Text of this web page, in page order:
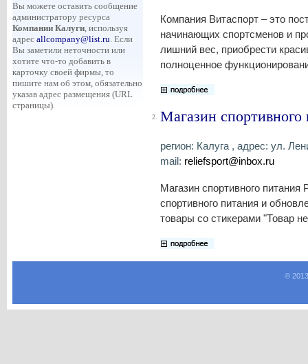
Вы можете оставить сообщение
администратору ресурса
Компании Калуги, используя
адрес allcompany@list.ru. Если
Вы заметили неточности или
хотите что-то добавить в
карточку своей фирмы, то
пишите нам об этом, обязательно
указав адрес размещения (URL
страницы).
Компания Витаспорт – это
начинающих спортсменов и
лишний вес, приобрести
полноценное
2. Магазин спортивного
регион: Калуга , адрес: ул.
mail: reliefsport@inbox.ru
Магазин спортивного
спортивного питания и
товары со стикерами "Товар
©